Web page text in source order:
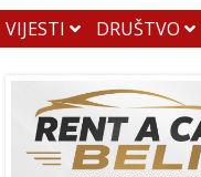
VIJESTI DRUŠTVO